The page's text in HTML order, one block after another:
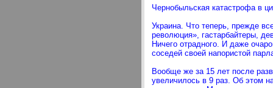
Чернобыльская катастрофа в
Украина. Что теперь, прежде
революция», гастарбайтеры,
Ничего отрадного. И даже
соседей своей напористой
Вообще же за 15 лет после
увеличилось в 9 раз. Об этом